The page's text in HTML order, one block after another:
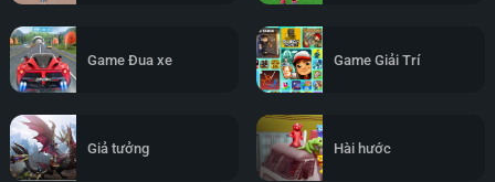
Game Đua xe Game Giải Trí
Giả tưởng Hài hước